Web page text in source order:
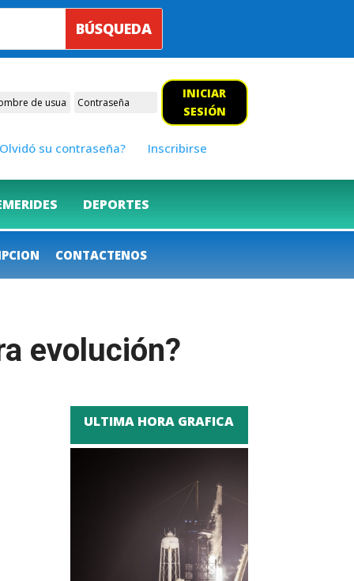
INICIAR
SESIÓN
su contraseña? Inscribirse
DEPORTES
CONTACTENOS
evolución?
ULTIMA HORA GRAFICA